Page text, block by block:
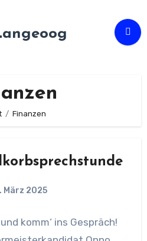
Finanzen
März 2025
komm‘ ins Gespräch!